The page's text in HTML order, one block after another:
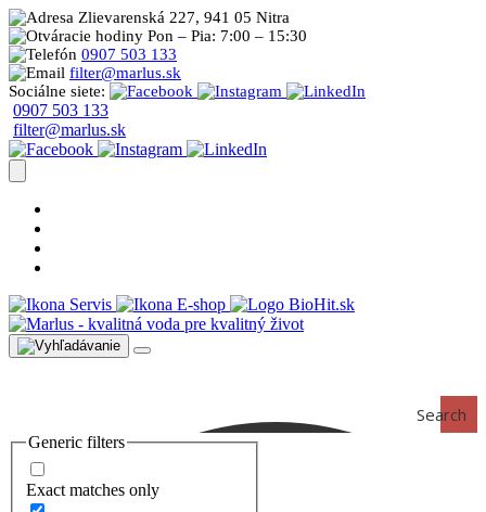
Zlievarenská 227, 941 05 Nitra
Pon – Pia: 7:00 – 15:30
0907 503 133
filter@marlus.sk
Sociálne siete:
0907 503 133
filter@marlus.sk
Servis E-shop
Search
Generic filters
Exact matches only